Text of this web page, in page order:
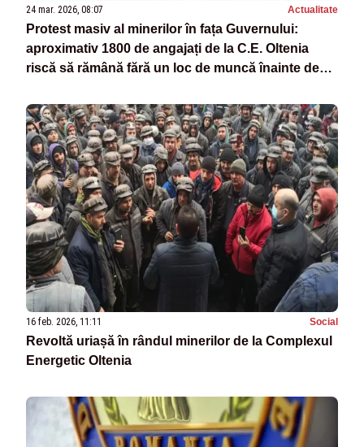
24 mar. 2026, 08:07 Actualitate
Protest masiv al minerilor în fața Guvernului:
aproximativ 1800 de angajați de la C.E. Oltenia
riscă să rămână fără un loc de muncă înainte de
16 feb. 2026, 11:11 Social
Revoltă uriașă în rândul minerilor de la Complexul
Energetic Oltenia